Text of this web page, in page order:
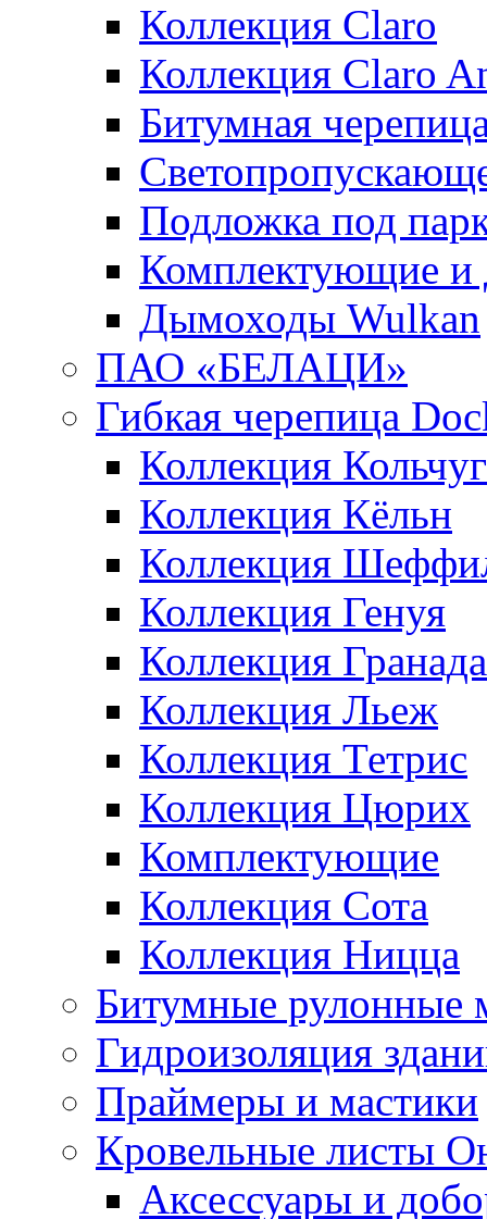
Коллекция Claro
Коллекция Claro
Битумная
Подложка под
Комплектующие и
Дымоходы Wulkan
ПАО «БЕЛАЦИ»
Гибкая черепица
Коллекция
Коллекция Кёльн
Коллекция
Коллекция Генуя
Коллекция Гранада
Коллекция Льеж
Коллекция Тетрис
Коллекция Цюрих
Комплектующие
Коллекция Сота
Коллекция Ницца
Битумные рулонные
Гидроизоляция
Праймеры и мастики
Кровельные листы
Аксессуары и